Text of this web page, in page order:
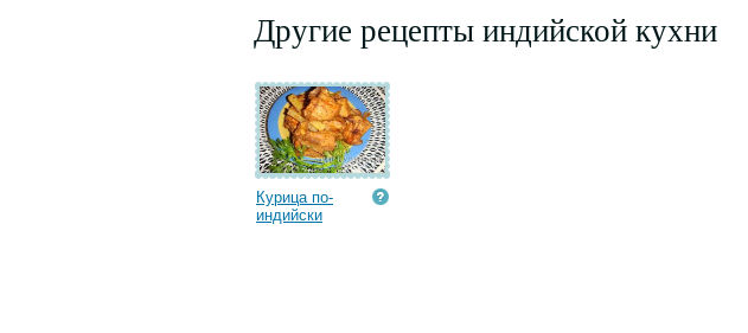
Другие рецепты индийской кухни
Курица по-
индийски